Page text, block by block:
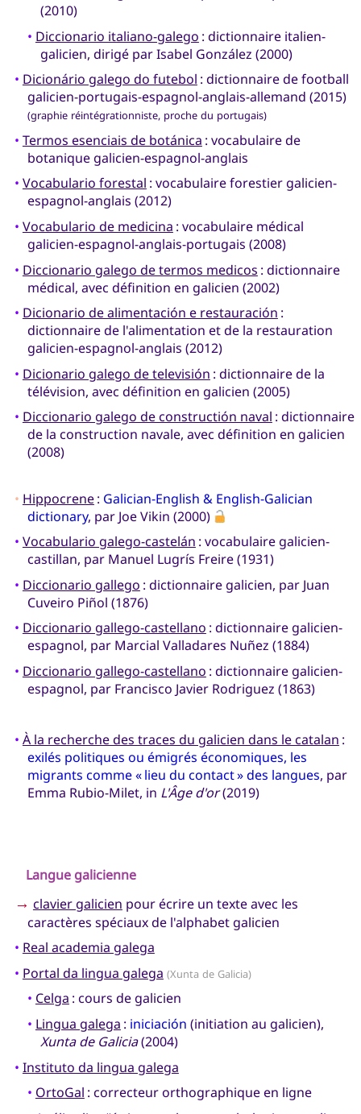
(2010)
• Diccionario italiano-galego : dictionnaire italien-
galicien, dirigé par Isabel González (2000)
• Dicionário galego do futebol : dictionnaire de football
galicien-portugais-espagnol-anglais-allemand (2015)
(graphie réintégrationniste, proche du portugais)
• Termos esenciais de botánica : vocabulaire de
botanique galicien-espagnol-anglais
• Vocabulario forestal : vocabulaire forestier galicien-
espagnol-anglais (2012)
• Vocabulario de medicina : vocabulaire médical
galicien-espagnol-anglais-portugais (2008)
• Diccionario galego de termos medicos : dictionnaire
médical, avec définition en galicien (2002)
• Dicionario de alimentación e restauración :
dictionnaire de l'alimentation et de la restauration
galicien-espagnol-anglais (2012)
• Dicionario galego de televisión : dictionnaire de la
télévision, avec définition en galicien (2005)
• Diccionario galego de constructión naval : dictionnaire
de la construction navale, avec définition en galicien
(2008)
• Hippocrene: Galician-English & English-Galician
dictionary, par Joe Vikin (2000)
• Vocabulario galego-castelán : vocabulaire galicien-
castillan, par Manuel Lugrís Freire (1931)
• Diccionario gallego : dictionnaire galicien, par Juan
Cuveiro Piñol (1876)
• Diccionario gallego-castellano : dictionnaire galicien-
espagnol, par Marcial Valladares Nuñez (1884)
• Diccionario gallego-castellano : dictionnaire galicien-
espagnol, par Francisco Javier Rodriguez (1863)
• À la recherche des traces du galicien dans le catalan :
exilés politiques ou émigrés économiques, les
migrants comme « lieu du contact » des langues, par
Emma Rubio-Milet, in L'Âge d'or(2019)
Langue galicienne
→ clavier galicien pour écrire un texte avec les
caractères spéciaux de l'alphabet galicien
• Real academia galega
• Portal da lingua galega (Xunta de Galicia)
• Celga : cours de galicien
• Lingua galega : iniciación (initiation au galicien),
Xunta de Galicia(2004)
• Instituto da lingua galega
• OrtoGal : correcteur orthographique en ligne